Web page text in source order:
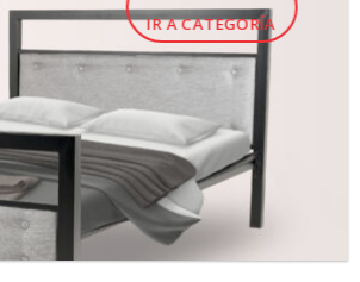
IR A CATEGORÍA